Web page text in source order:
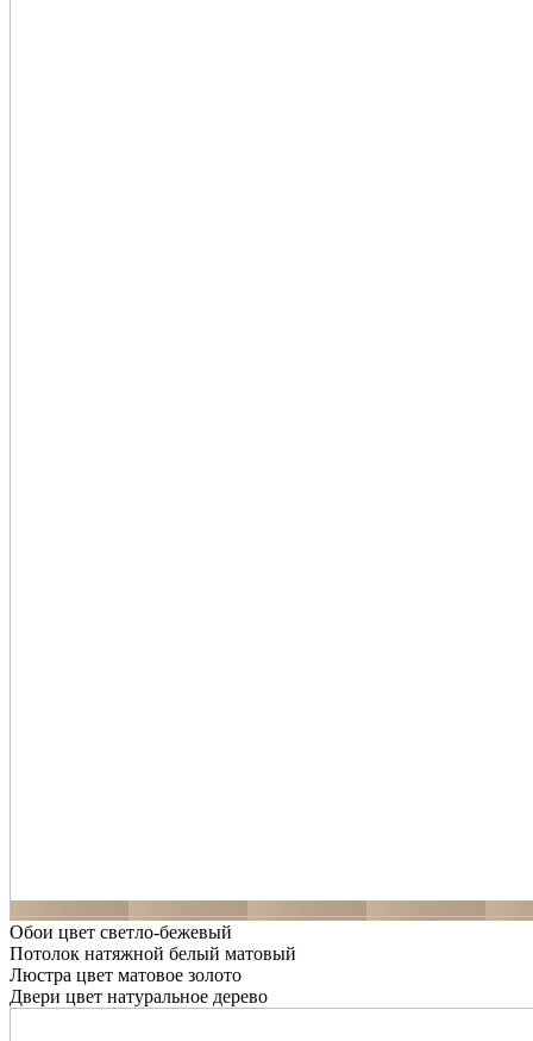
Обои цвет светло-бежевый
Потолок натяжной белый матовый
Люстра цвет матовое золото
Двери цвет натуральное дерево